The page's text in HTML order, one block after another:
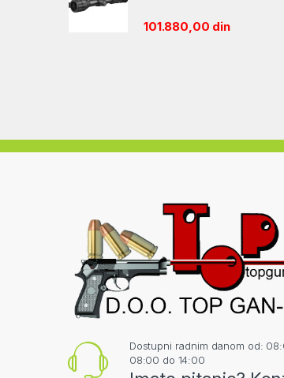
101.880,00 din
Dostupni radnim danom od:
08:00 do 14:00